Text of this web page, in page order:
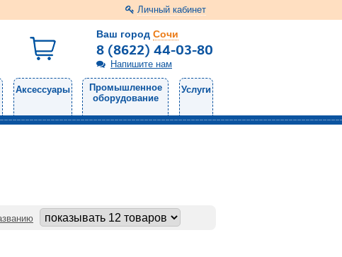
Личный кабинет
Ваш город Сочи
8 (8622) 44-03-80
Напишите нам
Аксессуары
Промышленное
оборудование
Услуги